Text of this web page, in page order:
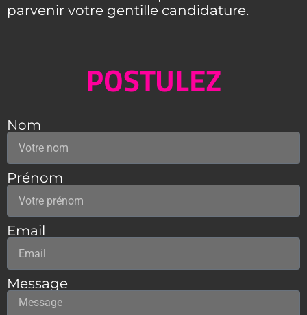
parvenir votre gentille candidature.
POSTULEZ
Nom
Prénom
Email
Message